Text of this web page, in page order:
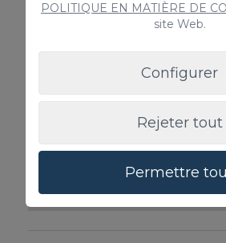
POLITIQUE EN MATIÈRE DE
site Web.
Configurer
Rejeter tout
Permettre